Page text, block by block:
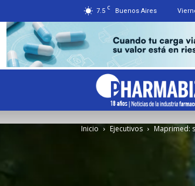
7.5 C Buenos Aires
Inicio Ejecutivos Maprimed: